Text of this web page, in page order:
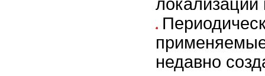
локализации
недавно